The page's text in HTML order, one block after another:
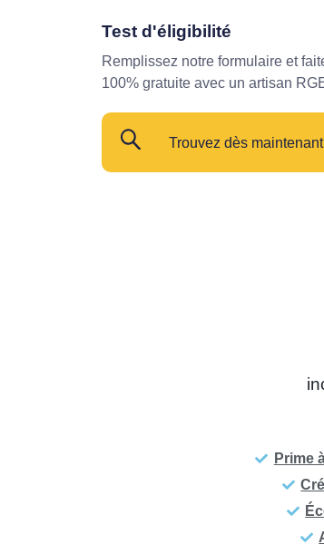
Test d'éligibilité
Remplissez notre formulaire et
100% gratuite avec un artisan
Trouvez dès maintenant
Prime